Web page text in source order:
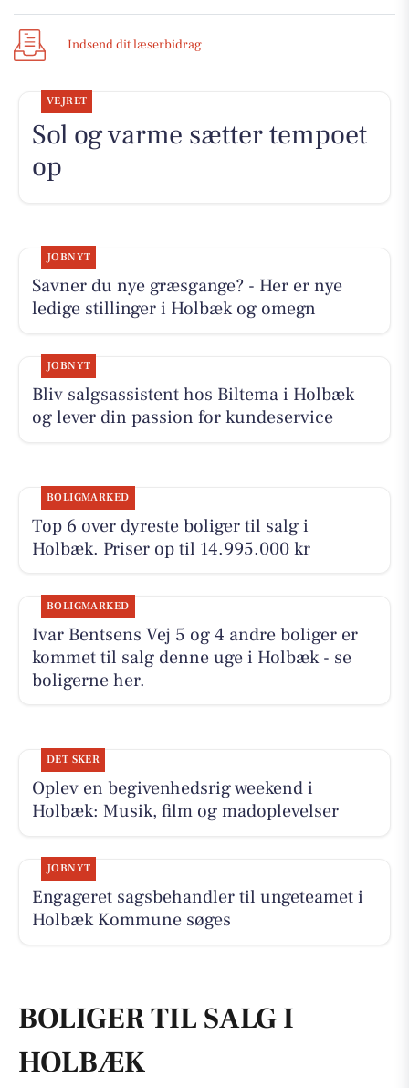
Indsend dit læserbidrag
VEJRET
Sol og varme sætter tempoet
op
JOBNYT
Savner du nye græsgange? - Her er nye
ledige stillinger i Holbæk og omegn
JOBNYT
Bliv salgsassistent hos Biltema i Holbæk
og lever din passion for kundeservice
BOLIGMARKED
Top 6 over dyreste boliger til salg i
Holbæk. Priser op til 14.995.000 kr
BOLIGMARKED
Ivar Bentsens Vej 5 og 4 andre boliger er
kommet til salg denne uge i Holbæk - se
boligerne her.
DET SKER
Oplev en begivenhedsrig weekend i
Holbæk: Musik, film og madoplevelser
JOBNYT
Engageret sagsbehandler til ungeteamet i
Holbæk Kommune søges
BOLIGER TIL SALG I
HOLBÆK